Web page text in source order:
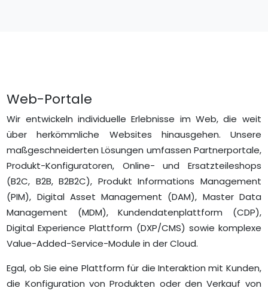
Web-Portale
Wir entwickeln individuelle Erlebnisse im Web, die weit
über herkömmliche Websites hinausgehen. Unsere
maßgeschneiderten Lösungen umfassen Partnerportale,
Produkt-Konfiguratoren, Online- und Ersatzteileshops
(B2C, B2B, B2B2C), Produkt Informations Management
(PIM), Digital Asset Management (DAM), Master Data
Management (MDM), Kundendatenplattform (CDP),
Digital Experience Plattform (DXP/CMS) sowie komplexe
Value-Added-Service-Module in der Cloud.
Egal, ob Sie eine Plattform für die Interaktion mit Kunden,
die Konfiguration von Produkten oder den Verkauf von